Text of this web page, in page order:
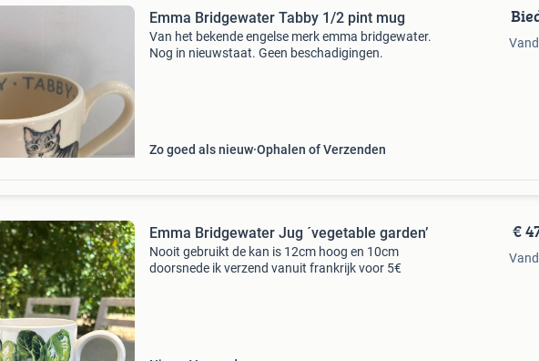
Emma Bridgewater Tabby 1/2 pint mug
Van het bekende engelse merk emma bridgewater.
Nog in nieuwstaat. Geen beschadigingen.
Zo goed als nieuw Ophalen of Verzenden
Emma Bridgewater Jug ´vegetable garden’
Nooit gebruikt de kan is 12cm hoog en 10cm
doorsnede ik verzend vanuit frankrijk voor 5€
€